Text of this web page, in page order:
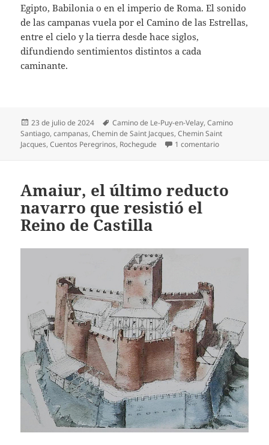
Egipto, Babilonia o en el imperio de Roma. El sonido
de las campanas vuela por el Camino de las Estrellas,
entre el cielo y la tierra desde hace siglos,
difundiendo sentimientos distintos a cada
caminante.
Publicado
el
23 de julio de 2024 Etiquetas
Camino de Le-Puy-en-Velay,Camino
Santiago,campanas,Chemin de Saint Jacques,Chemin Saint
Jacques,Cuentos Peregrinos, Rochegude 1 comentarioen El sonido
Amaiur, el último reducto
navarro que resistió el
Reino de Castilla